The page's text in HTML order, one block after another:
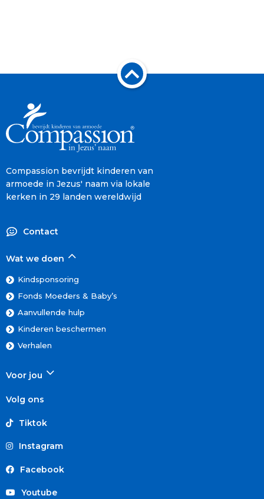
Compassion bevrijdt kinderen van
armoede in Jezus' naam via lokale
kerken in 29 landen wereldwijd
Contact
Wat we doen
Kindsponsoring
Fonds Moeders & Baby’s
Aanvullende hulp
Kinderen beschermen
Verhalen
Voor jou
Volg ons
Tiktok
Instagram
Facebook
Youtube